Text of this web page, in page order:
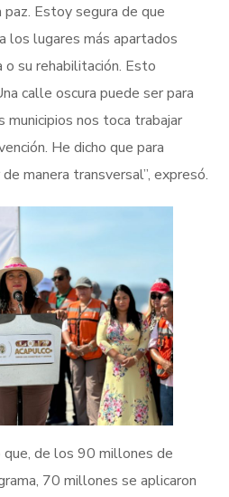
Estoy segura de que
los lugares más apartados
su rehabilitación. Esto
calle oscura puede ser para
municipios nos toca trabajar
He dicho que para
manera transversal”, expresó.
de los 90 millones de
70 millones se aplicaron